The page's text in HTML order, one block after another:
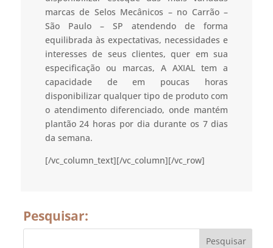
marcas de Selos Mecânicos – no Carrão –
São Paulo – SP atendendo de forma
equilibrada às expectativas, necessidades e
interesses de seus clientes, quer em sua
especificação ou marcas, A AXIAL tem a
capacidade de em poucas horas
disponibilizar qualquer tipo de produto com
o atendimento diferenciado, onde mantém
plantão 24 horas por dia durante os 7 dias
da semana.
[/vc_column_text][/vc_column][/vc_row]
Pesquisar: